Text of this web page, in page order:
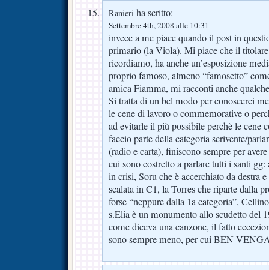
Ranieri ha scritto:
Settembre 4th, 2008 alle 10:31
invece a me piace quando il post in
primario (la Viola). Mi piace che il
ricordiamo, ha anche un’esposizione
proprio famoso, almeno “famosetto”
amica Fiamma, mi racconti anche
Si tratta di un bel modo per conoscerci
le cene di lavoro o commemorative o
ad evitarle il più possibile perchè le cene
faccio parte della categoria scrivente/
(radio e carta), finiscono sempre per
cui sono costretto a parlare tutti i santi
in crisi, Soru che è accerchiato da destra
scalata in C1, la Torres che riparte dalla
forse “neppure dalla 1a categoria”,
s.Elia è un monumento allo scudetto del
come diceva una canzone, il fatto
sono sempre meno, per cui BEN